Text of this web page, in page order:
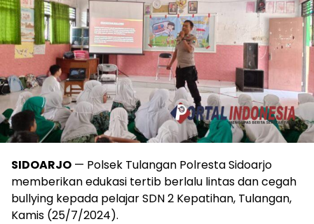
SIDOARJO — Polsek Tulangan Polresta Sidoarjo
memberikan edukasi tertib berlalu lintas dan cegah
bullying kepada pelajar SDN 2 Kepatihan, Tulangan,
Kamis (25/7/2024).